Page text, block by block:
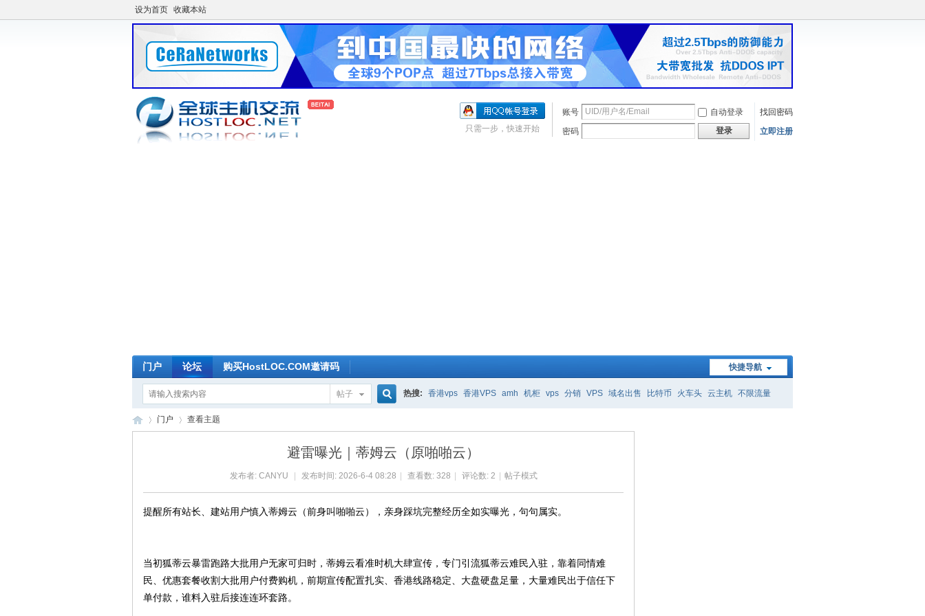
设为首页 收藏本站
账号 自动登录
找回密码
密码
登录 立即注册
只需一步，快速开始
快捷导航
门户 论坛 购买HostLOC.COM邀请码
帖子
索
热搜: 香港vps 香港VPS amh 机柜 vps 分销 VPS 域名出售 比特币 火车头 云主机 不限流量
门户 查看主题
避雷曝光｜蒂姆云（原啪啪云）
发布者: CANYU 发布时间: 2026-6-4 08:28 查看数: 328 评论数: 2 帖子模式
提醒所有站长、建站用户慎入蒂姆云（前身叫啪啪云），亲身踩坑完整经历全如实曝光，句句属实。
当初狐蒂云暴雷跑路大批用户无家可归时，蒂姆云看准时机大肆宣传，专门引流狐蒂云难民入驻，靠着同情难
民、优惠套餐收割大批用户付费购机，前期宣传配置扎实、香港线路稳定、大盘硬盘足量，大量难民出于信任下
单付款，谁料入驻后接连连环套路。